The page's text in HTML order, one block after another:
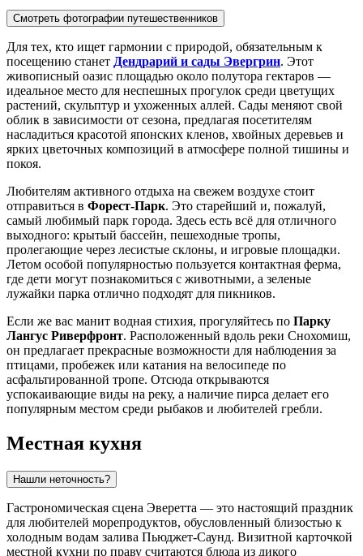
Смотреть фотографии путешественников
Для тех, кто ищет гармонии с природой, обязательным к
посещению станет Дендрарий и сады Эвергрин. Этот
живописный оазис площадью около полутора гектаров —
идеальное место для неспешных прогулок среди цветущих
растений, скульптур и ухоженных аллей. Сады меняют свой
облик в зависимости от сезона, предлагая посетителям
насладиться красотой японских кленов, хвойных деревьев и
ярких цветочных композиций в атмосфере полной тишины и
покоя.
Любителям активного отдыха на свежем воздухе стоит
отправиться в Форест-Парк. Это старейший и, пожалуй,
самый любимый парк города. Здесь есть всё для отличного
выходного: крытый бассейн, пешеходные тропы,
пролегающие через лесистые склоны, и игровые площадки.
Летом особой популярностью пользуется контактная ферма,
где дети могут познакомиться с животными, а зеленые
лужайки парка отлично подходят для пикников.
Если же вас манит водная стихия, прогуляйтесь по Парку
Лангус Риверфронт. Расположенный вдоль реки Снохомиш,
он предлагает прекрасные возможности для наблюдения за
птицами, пробежек или катания на велосипеде по
асфальтированной тропе. Отсюда открываются
успокаивающие виды на реку, а наличие пирса делает его
популярным местом среди рыбаков и любителей гребли.
Местная кухня
Нашли неточность?
Гастрономическая сцена Эверетта — это настоящий праздник
для любителей морепродуктов, обусловленный близостью к
холодным водам залива Пьюджет-Саунд. Визитной карточкой
местной кухни по праву считаются блюда из дикого